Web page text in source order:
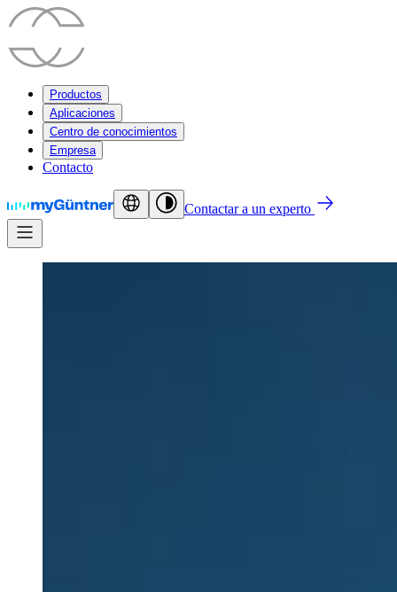
Productos
Aplicaciones
Centro de conocimientos
Empresa
Contacto
Contactar a un experto